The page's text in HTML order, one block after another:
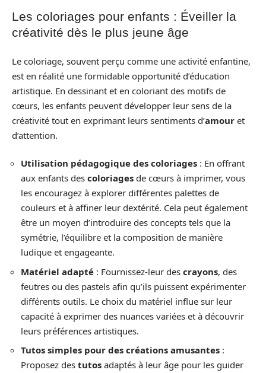
Les coloriages pour enfants : Éveiller la
créativité dès le plus jeune âge
Le coloriage, souvent perçu comme une activité enfantine,
est en réalité une formidable opportunité d’éducation
artistique. En dessinant et en coloriant des motifs de
cœurs, les enfants peuvent développer leur sens de la
créativité tout en exprimant leurs sentiments d’amour et
d’attention.
Utilisation pédagogique des coloriages : En offrant
aux enfants des coloriages de cœurs à imprimer, vous
les encouragez à explorer différentes palettes de
couleurs et à affiner leur dextérité. Cela peut également
être un moyen d’introduire des concepts tels que la
symétrie, l’équilibre et la composition de manière
ludique et engageante.
Matériel adapté : Fournissez-leur des crayons, des
feutres ou des pastels afin qu’ils puissent expérimenter
différents outils. Le choix du matériel influe sur leur
capacité à exprimer des nuances variées et à découvrir
leurs préférences artistiques.
Tutos simples pour des créations amusantes :
Proposez des tutos adaptés à leur âge pour les guider